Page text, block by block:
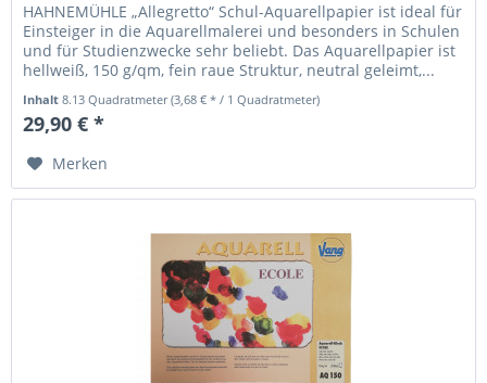
HAHNEMÜHLE „Allegretto“ Schul-Aquarellpapier ist ideal für
Einsteiger in die Aquarellmalerei und besonders in Schulen
und für Studienzwecke sehr beliebt. Das Aquarellpapier ist
hellweiß, 150 g/qm, fein raue Struktur, neutral geleimt,...
Inhalt8.13 Quadratmeter(3,68 € * / 1 Quadratmeter)
29,90 € *
Merken